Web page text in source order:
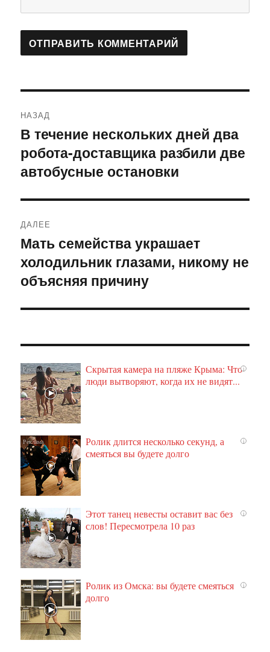
по
записям
НАЗАД
Предыдущая
запись:
В течение нескольких дней два
робота-доставщика разбили две
автобусные остановки
ДАЛЕЕ
Следующая
запись:
Мать семейства украшает
холодильник глазами, никому не
объясняя причину
i
Скрытая камера на пляже Крыма: Что
люди вытворяют, когда их не видят...
i
Ролик длится несколько секунд, а
смеяться вы будете долго
i
Этот танец невесты оставит вас без
слов! Пересмотрела 10 раз
i
Ролик из Омска: вы будете смеяться
долго